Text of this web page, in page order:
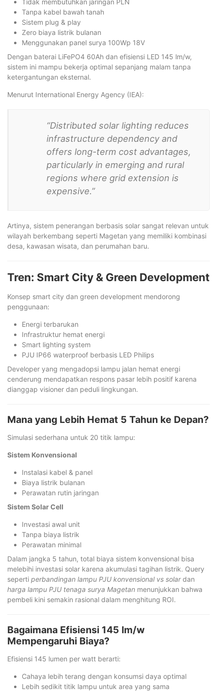
Tidak membutuhkan jaringan PLN
Tanpa kabel bawah tanah
Sistem plug & play
Zero biaya listrik bulanan
Menggunakan panel surya 100Wp 18V
Dengan baterai LiFePO4 60Ah dan efisiensi LED 145 lm/w,
sistem ini mampu bekerja optimal sepanjang malam tanpa
ketergantungan eksternal.
Menurut International Energy Agency (IEA):
“Distributed solar lighting reduces
infrastructure dependency and
offers long-term cost advantages,
particularly in emerging and rural
regions where grid extension is
expensive.”
Artinya, sistem penerangan berbasis solar sangat relevan untuk
wilayah berkembang seperti Magetan yang memiliki kombinasi
desa, kawasan wisata, dan perumahan baru.
Tren: Smart City & Green Development
Konsep smart city dan green development mendorong
penggunaan:
Energi terbarukan
Infrastruktur hemat energi
Smart lighting system
PJU IP66 waterproof berbasis LED Philips
Developer yang mengadopsi lampu jalan hemat energi
cenderung mendapatkan respons pasar lebih positif karena
dianggap visioner dan peduli lingkungan.
Mana yang Lebih Hemat 5 Tahun ke Depan?
Simulasi sederhana untuk 20 titik lampu:
Sistem Konvensional
Instalasi kabel & panel
Biaya listrik bulanan
Perawatan rutin jaringan
Sistem Solar Cell
Investasi awal unit
Tanpa biaya listrik
Perawatan minimal
Dalam jangka 5 tahun, total biaya sistem konvensional bisa
melebihi investasi solar karena akumulasi tagihan listrik. Query
seperti perbandingan lampu PJU konvensional vs solardan
harga lampu PJU tenaga surya Magetan menunjukkan bahwa
pembeli kini semakin rasional dalam menghitung ROI.
Bagaimana Efisiensi 145 lm/w
Mempengaruhi Biaya?
Efisiensi 145 lumen per watt berarti:
Cahaya lebih terang dengan konsumsi daya optimal
Lebih sedikit titik lampu untuk area yang sama